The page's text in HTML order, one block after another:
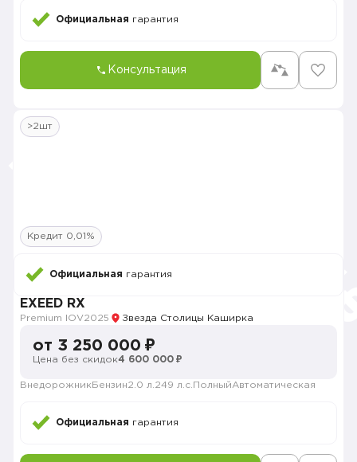
Официальная гарантия
Консультация
>2шт
Кредит 0,01%
Официальная гарантия
EXEED RX
Premium IOV2025 Звезда Столицы Каширка
от 3 250 000 ₽
Цена без скидок4 600 000 ₽
Внедорожник Бензин2.0 л. 249 л.с. ПолныйАвтоматическая
Официальная гарантия